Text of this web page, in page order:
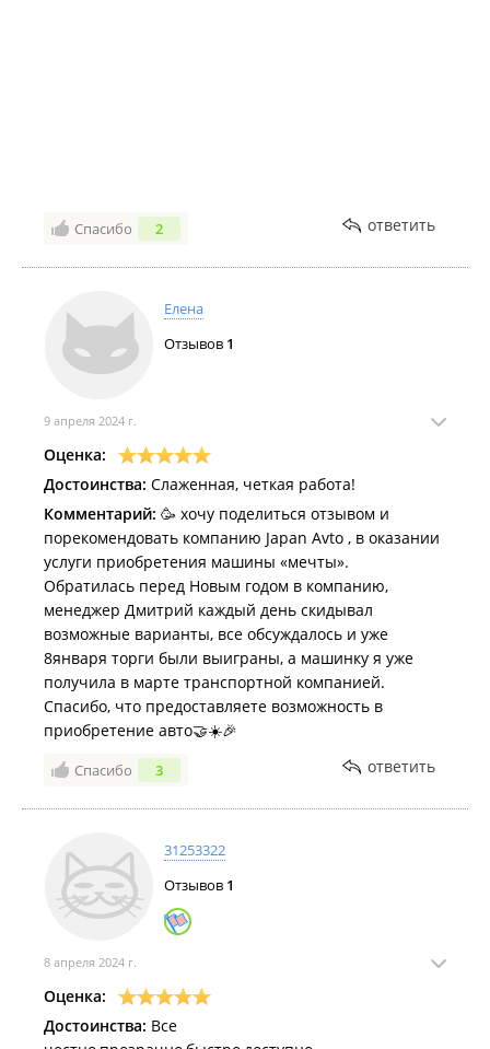
Спасибо 2 ответить
Елена
Отзывов 1
9 апреля 2024 г.
Оценка:
Достоинства: Слаженная, четкая работа!
Комментарий: 🥳 хочу поделиться отзывом и
порекомендовать компанию Japan Avto , в оказании
услуги приобретения машины «мечты».
Обратилась перед Новым годом в компанию,
менеджер Дмитрий каждый день скидывал
возможные варианты, все обсуждалось и уже
8января торги были выиграны, а машинку я уже
получила в марте транспортной компанией.
Спасибо, что предоставляете возможность в
приобретение авто🤝☀️🎉
Спасибо 3 ответить
31253322
Отзывов 1
8 апреля 2024 г.
Оценка:
Достоинства: Все